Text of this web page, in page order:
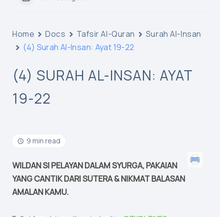
Home Docs Tafsir Al-Quran
Surah Al-Insan
(4) Surah Al-Insan: Ayat 19-22
(4) SURAH AL-INSAN: AYAT
19-22
9 min read
WILDAN SI PELAYAN DALAM SYURGA, PAKAIAN
YANG CANTIK DARI SUTERA & NIKMAT BALASAN
AMALAN KAMU.